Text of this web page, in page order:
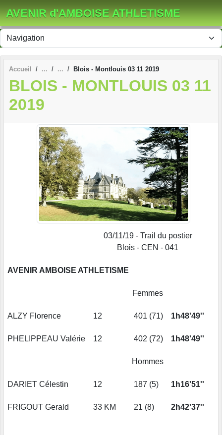
AVENIR d'AMBOISE ATHLETISME
Accueil Blois - Montlouis 03 11 2019
BLOIS - MONTLOUIS 03 11
2019
03/11/19 - Trail du postier
Blois - CEN - 041
AVENIR AMBOISE ATHLETISME
Femmes
ALZY Florence 12 401 (71) 1h48'49''
PHELIPPEAU Valérie 12 402 (72) 1h48'49''
Hommes
DARIET Célestin 12 187 (5) 1h16'51''
FRIGOUT Gerald 33 KM 21 (8) 2h42'37''